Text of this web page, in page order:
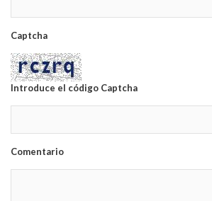
Captcha
Introduce el código Captcha
Comentario